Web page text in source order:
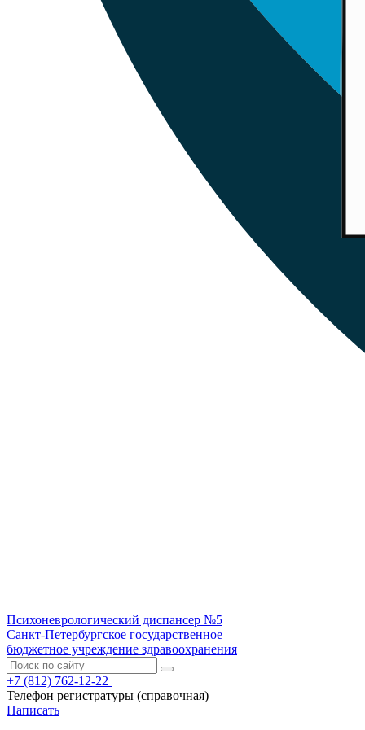
Психоневрологический диспансер №5
Санкт-Петербургское государственное
бюджетное учреждение здравоохранения
+7 (812) 762-12-22
Телефон регистратуры (справочная)
Написать